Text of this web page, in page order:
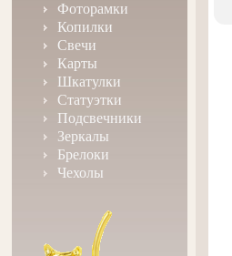
Фоторамки
Копилки
Свечи
Карты
Шкатулки
Статуэтки
Подсвечники
Зеркалы
Брелоки
Чехолы